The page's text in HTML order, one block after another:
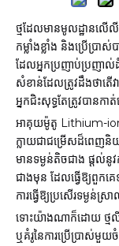
ថ្មដែលមានមូលដ្ឋានល
កម្លាំងខ្លាំង និងប្រើប្រា
ដែលអ្នកប្រញាប់ប្រញា
សំខាន់ដែលត្រូវដឹងថាតើវ
អ្នកជិះសុទ្ធតែត្រូវបាន
អាគុយម៉ូតូ Lithium-
ក្លាយជាជម្រើសដ៏ពេញនិ
មានទម្ងន់តិចជាង ផ្តល់នូវ
ជាងមុន ដែលធ្វើឱ្យពួកគ
ការធ្វើឱ្យប្រសើរទម្ងន់ស្រ
ទោះយ៉ាងណាក៏ដោយ ថ្ម
ឬគំរូនៃការប្រើប្រាស់មួយ